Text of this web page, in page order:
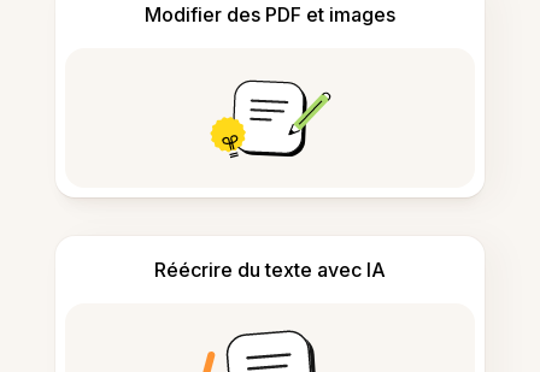
Modifier des PDF et images
Réécrire du texte avec IA